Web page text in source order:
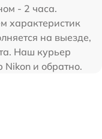
- 2 часа.
характеристик
на выезде,
Наш курьер
Nikon и обратно.